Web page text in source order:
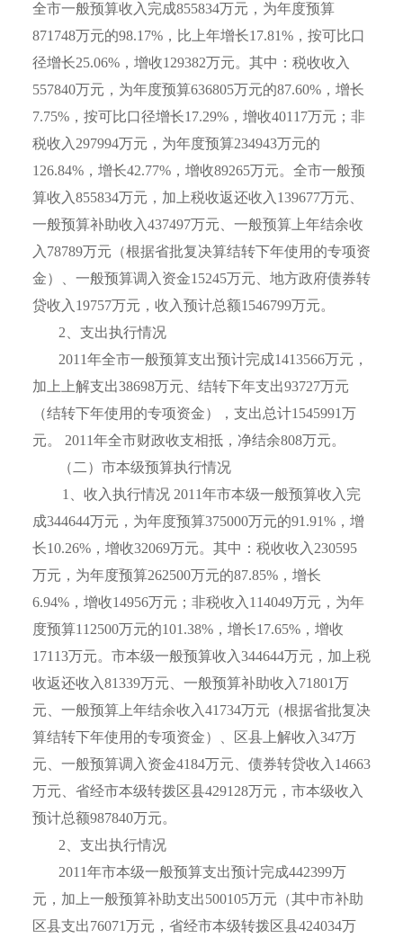
全市一般预算收入完成855834万元，为年度预算
871748万元的98.17%，比上年增长17.81%，按可比口
径增长25.06%，增收129382万元。其中：税收收入
557840万元，为年度预算636805万元的87.60%，增长
7.75%，按可比口径增长17.29%，增收40117万元；非
税收入 297994万元，为年度预算234943万元的
126.84%，增长42.77%，增收89265万元。全市一般预
算收入855834万元，加上税收返还收入 139677万元、
一般预算补助收入437497万元、一般预算上年结余收
入 78789万元（根据省批复决算结转下年使用的专项资
金）、一般预算调入资金15245万元、地方政府债券转
贷收入 19757万元，收入预计总额1546799万元。
2 、支出执行情况
2011年全市一般预算支出预计完成1413566万元，
加上上解支出38698万元、结转下年支出93727万元
（结转下年使用的专项资金），支出总计1545991万
元。
2011年全市财政收支相抵，净结余808万元。
（二）市本级预算执行情况
1
、收入执行情况 2011年市本级一般预算收入完
成344644万元，为年度预算375000万元的91.91%，增
长10.26%，增收32069万元。其中：税收收入 230595
万元，为年度预算262500万元的87.85%，增长
6.94%，增收14956万元；非税收入 114049万元，为年
度预算112500万元的101.38%，增长17.65%，增收
17113万元。市本级一般预算收入344644万元，加上税
收返还收入81339万元、一般预算补助收入 71801万
元、一般预算上年结余收入41734万元（根据省批复决
算结转下年使用的专项资金）、区县上解收入347万
元、一般预算调入资金4184万元、债券转贷收入 14663
万元、省经市本级转拨区县429128万元，市本级收入
预计总额987840万元。
2 、支出执行情况
2011年市本级一般预算支出预计完成442399万
元，加上一般预算补助支出500105万元（其中市补助
区县支出76071万元，省经市本级转拨区县424034万